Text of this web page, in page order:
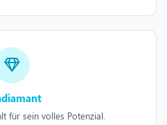
für sein volles Potenzial.